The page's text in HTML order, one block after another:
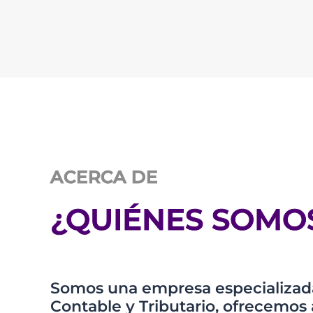
ACERCA DE
¿QUIÉNES
Somos una empresa
Contable y Tributario,